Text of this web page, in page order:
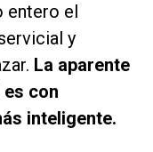
entero el
y
La aparente
con
inteligente.